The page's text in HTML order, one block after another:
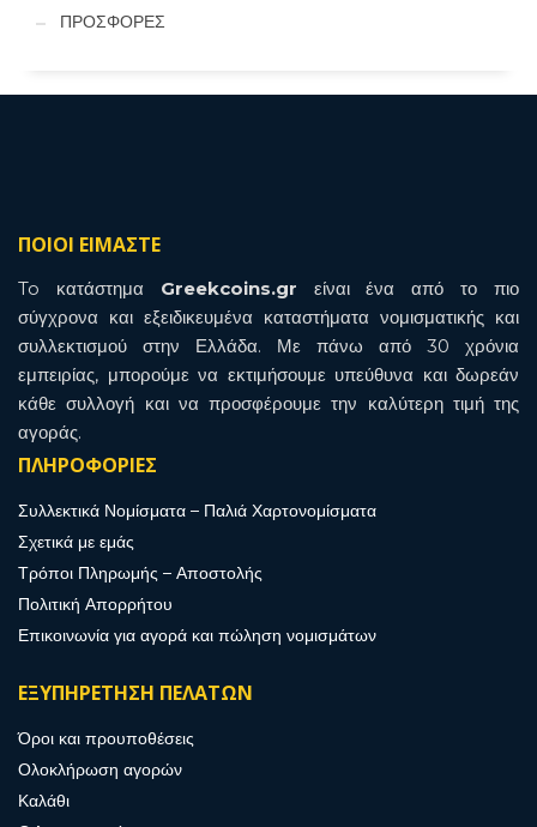
ΠΡΟΣΦΟΡΕΣ
ΠΟΙΟΙ ΕΙΜΑΣΤΕ
To κατάστημα Greekcoins.gr είναι ένα από το πιο
σύγχρονα και εξειδικευμένα καταστήματα νομισματικής και
συλλεκτισμού στην Ελλάδα. Με πάνω από 30 χρόνια
εμπειρίας, μπορούμε να εκτιμήσουμε υπεύθυνα και δωρεάν
κάθε συλλογή και να προσφέρουμε την καλύτερη τιμή της
αγοράς.
ΠΛΗΡΟΦΟΡΙΕΣ
Συλλεκτικά Νομίσματα – Παλιά Χαρτονομίσματα
Σχετικά με εμάς
Τρόποι Πληρωμής – Αποστολής
Πολιτική Απορρήτου
Επικοινωνία για αγορά και πώληση νομισμάτων
ΕΞΥΠΗΡΕΤΗΣΗ ΠΕΛΑΤΩΝ
Όροι και προυποθέσεις
Ολοκλήρωση αγορών
Καλάθι